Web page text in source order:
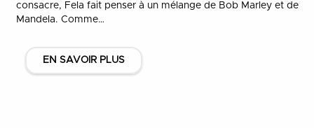
consacre, Fela fait penser à un mélange de Bob Marley et de
Mandela. Comme…
EN SAVOIR PLUS